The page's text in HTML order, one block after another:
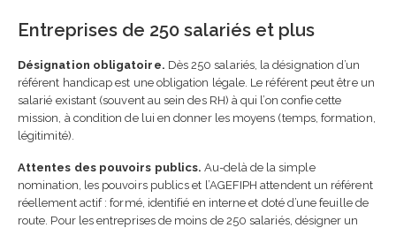
Entreprises de 250 salariés et plus
Désignation obligatoire. Dès 250 salariés, la désignation d’un
référent handicap est une obligation légale. Le référent peut être un
salarié existant (souvent au sein des RH) à qui l’on confie cette
mission, à condition de lui en donner les moyens (temps, formation,
légitimité).
Attentes des pouvoirs publics. Au-delà de la simple
nomination, les pouvoirs publics et l’AGEFIPH attendent un référent
réellement actif : formé, identifié en interne et doté d’une feuille de
route. Pour les entreprises de moins de 250 salariés, désigner un